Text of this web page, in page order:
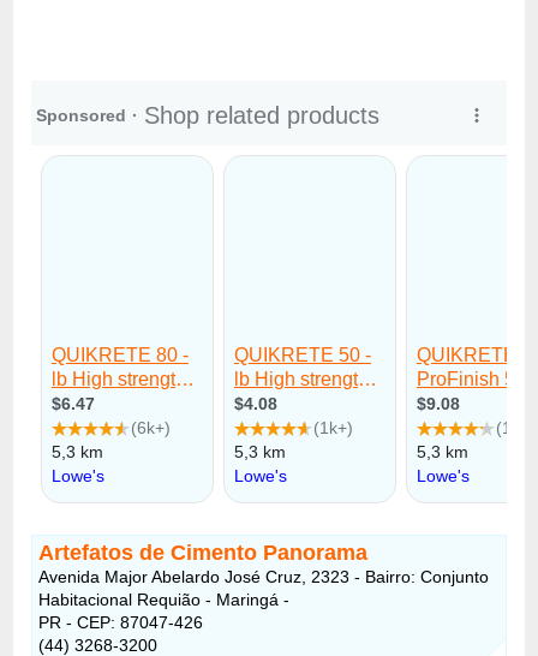
Artefatos de Cimento Panorama
Avenida Major Abelardo José Cruz, 2323 - Bairro: Conjunto
Habitacional Requião - Maringá -
PR - CEP: 87047-426
(44) 3268-3200